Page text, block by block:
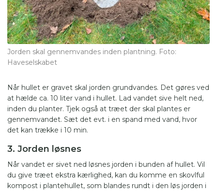
Jorden skal gennemvandes inden plantning. Foto:
Haveselskabet
Når hullet er gravet skal jorden grundvandes. Det gøres ved
at hælde ca. 10 liter vand i hullet. Lad vandet sive helt ned,
inden du planter. Tjek også at træet der skal plantes er
gennemvandet. Sæt det evt. i en spand med vand, hvor
det kan trække i 10 min.
3. Jorden løsnes
Når vandet er sivet ned løsnes jorden i bunden af hullet. Vil
du give træet ekstra kærlighed, kan du komme en skovlful
kompost i plantehullet, som blandes rundt i den løs jorden i